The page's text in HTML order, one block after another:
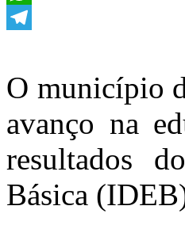
WhatsApp
O município
avanço na
resultados
Básica